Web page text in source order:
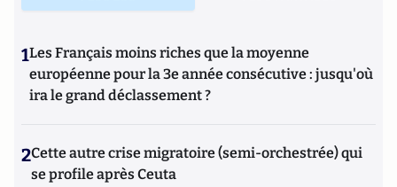
1Les Français moins riches que la moyenne
européenne pour la 3e année consécutive : jusqu'où
ira le grand déclassement ?
2Cette autre crise migratoire (semi-orchestrée) qui
se profile après Ceuta